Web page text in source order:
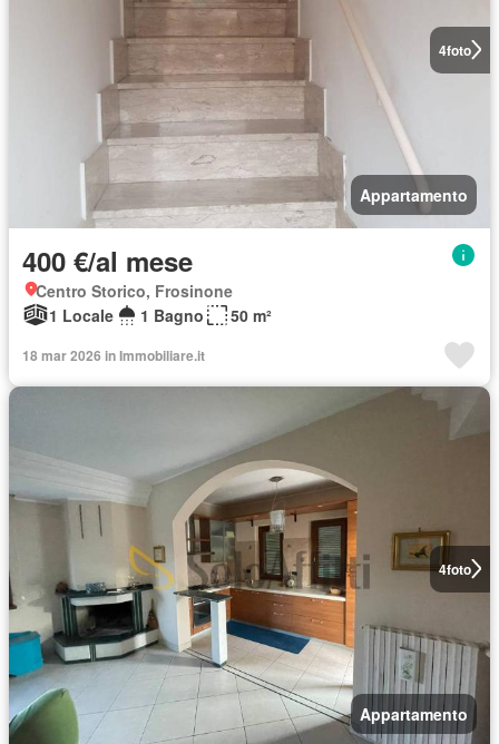
4foto
Appartamento
400 €/al mese
Centro Storico, Frosinone
1 Locale
1 Bagno 50 m²
18 mar 2026 in Immobiliare.it
4foto
Appartamento